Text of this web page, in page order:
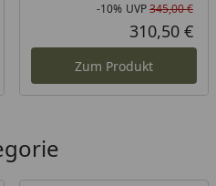
in ProzentPreis
Preis
-10% UVP345,00 €
310,50 €
Zum Produkt